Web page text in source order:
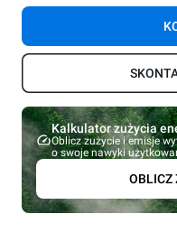
Kalkulator zużycia
Oblicz zużycie i emisje
o swoje nawyki
OBLICZ